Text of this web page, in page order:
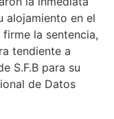
alojamiento en el
la sentencia,
tendiente a
S.F.B para su
de Datos